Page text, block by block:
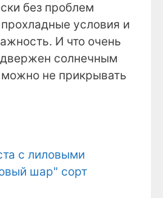
без проблем
условия и
И что очень
солнечным
можно не прикрывать